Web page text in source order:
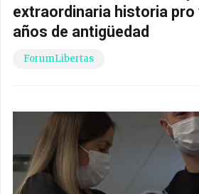
extraordinaria historia pro
años de antigüedad
ForumLibertas